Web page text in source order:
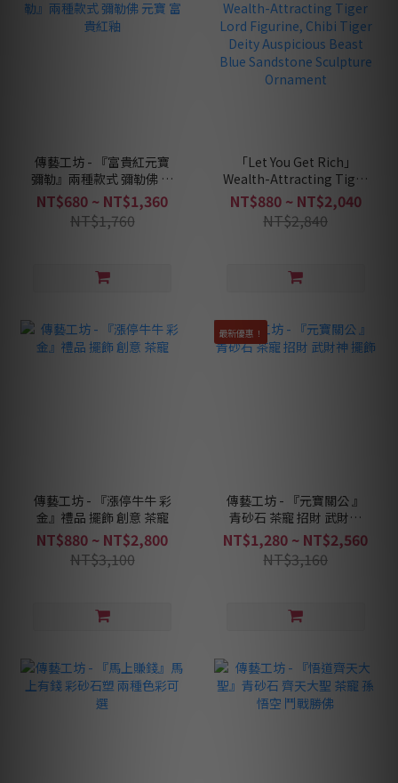
傳藝工坊 - 『富貴紅元寶
彌勒』兩種款式 彌勒佛 元
寶 富貴紅釉
NT$680 ~ NT$1,360
NT$1,760
「Let You Get Rich」
Wealth-Attracting Tiger
Lord Figurine, Chibi
Tiger Deity Auspicious
Beast Blue Sandstone
NT$880 ~ NT$2,040
NT$2,840
傳藝工坊 - 『漲停牛牛 彩
金』禮品 擺飾 創意 茶寵
NT$880 ~ NT$2,800
NT$3,100
最新優惠！
傳藝工坊 - 『元寶關公 』
青砂石 茶寵 招財 武財神
擺飾
NT$1,280 ~ NT$2,560
NT$3,160